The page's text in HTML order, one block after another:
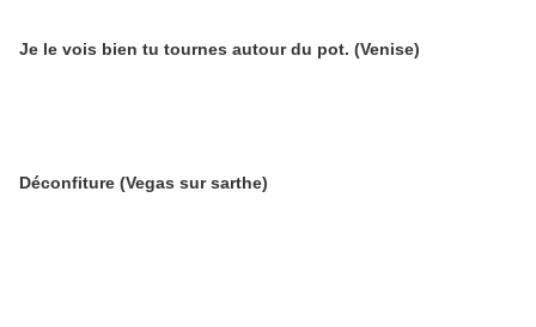
Je le vois bien tu tournes autour du pot. (Venise)
Déconfiture (Vegas sur sarthe)